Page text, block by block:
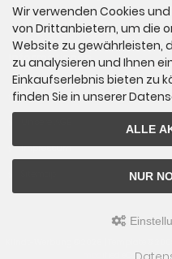
Informationen
Privatsphäre und Datenschutz
Impressum
ified
Wir verwenden Cookies
von Drittanbietern, um die
Website zu gewährleisten,
zu analysieren und Ihnen
Einkaufserlebnis bieten zu
finden Sie in unserer
ALLE
NUR